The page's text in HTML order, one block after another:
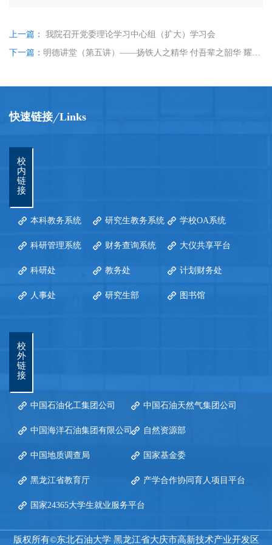
上一篇： 我院召开党委理论学习中心组（扩大）学习会
下一篇： 明德讲堂（第五讲）——扬铁人之精华 付吾辈之韶华 耀吾辈之中华
快速链接 Links
校
内
链
接
本科教务系统 研究生教务系统 学校OA系统
科研管理系统 财务查询系统 大仪共享平台
科研处 教务处 计划财务处
人事处 研究生部 图书馆
校
外
链
接
中国石油化工集团公司 中国石油天然气集团公司
中国海洋石油集团有限公司 自然资源部
中国地质调查局 国家基金委
黑龙江省教育厅 产学合作协同育人项目平台
国家24365大学生就业服务平台
版权所有©东北石油大学 黑龙江省大庆市高新技术产业开发区